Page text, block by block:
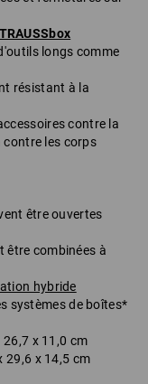
longs comme
résistant à la
contre la
les corps
être ouvertes
être combinées à
hybride
systèmes de boîtes*
x 11,0 cm
29,6 x 14,5 cm